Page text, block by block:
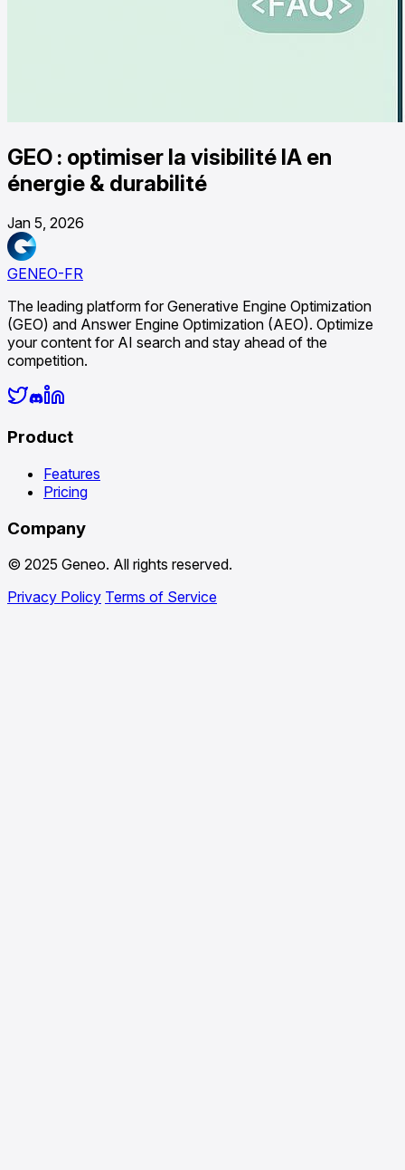
GEO : optimiser la visibilité IA en
énergie & durabilité
Jan 5, 2026
GENEO-FR
The leading platform for Generative Engine Optimization
(GEO) and Answer Engine Optimization (AEO). Optimize
your content for AI search and stay ahead of the
competition.
Product
Features
Pricing
Company
© 2025 Geneo. All rights reserved.
Privacy Policy Terms of Service